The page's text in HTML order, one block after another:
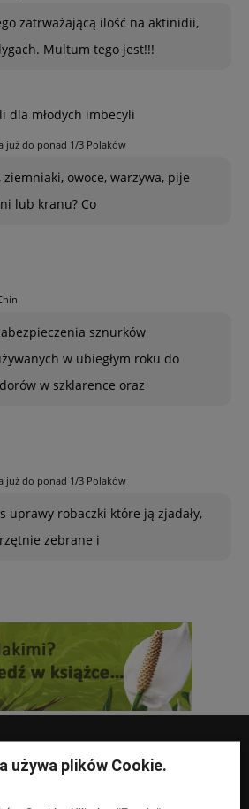
zatrważającą ilość na aktinidii,
Multum tego jest!!!
dla młodych imbecyli
już do ponad 1/3 Polaków
owoce, warzywa, pije
lub kranu? Co
sznurków
w ubiegłym roku do
w szklarence oraz
już do ponad 1/3 Polaków
uprawy robaczki które ją zjadały,
zebrane i
używa plików Cookie.